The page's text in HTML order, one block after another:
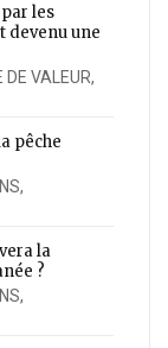
les
devenu une
DE VALEUR,
pêche
,
la
?
,